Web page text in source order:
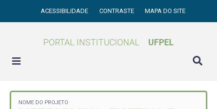
ACESSIBILIDADE CONTRASTE MAPA DO SITE
PORTAL INSTITUCIONAL UFPEL
NOME DO PROJETO